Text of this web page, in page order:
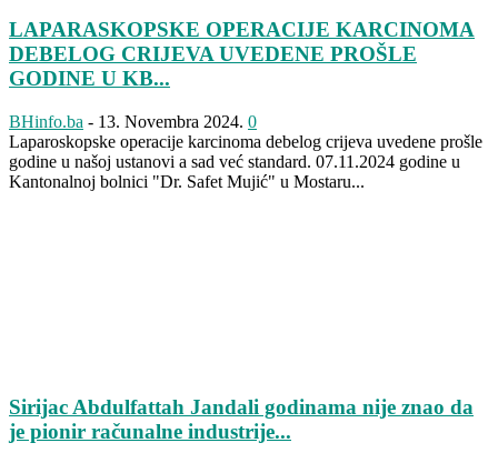
LAPARASKOPSKE OPERACIJE KARCINOMA
DEBELOG CRIJEVA UVEDENE PROŠLE
GODINE U KB...
BHinfo.ba - 13. Novembra 2024. 0
Laparoskopske operacije karcinoma debelog crijeva uvedene prošle
godine u našoj ustanovi a sad već standard. 07.11.2024 godine u
Kantonalnoj bolnici "Dr. Safet Mujić" u Mostaru...
Sirijac Abdulfattah Jandali godinama nije znao da
je pionir računalne industrije...